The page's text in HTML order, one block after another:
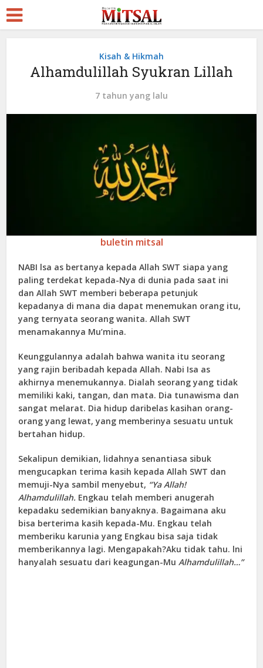
Kisah & Hikmah
Alhamdulillah Syukran Lillah
7 tahun yang lalu
buletin mitsal
NABI lsa as bertanya kepada Allah SWT siapa yang
paling terdekat kepada-Nya di dunia pada saat ini
dan Allah SWT memberi beberapa petunjuk
kepadanya di mana dia dapat menemukan orang itu,
yang ternyata seorang wanita. Allah SWT
menamakannya Mu’mina.
Keunggulannya adalah bahwa wanita itu seorang
yang rajin beribadah kepada Allah. Nabi Isa as
akhirnya menemukannya. Dialah seorang yang tidak
memiliki kaki, tangan, dan mata. Dia tunawisma dan
sangat melarat. Dia hidup daribelas kasihan orang-
orang yang lewat, yang memberinya sesuatu untuk
bertahan hidup.
Sekalipun demikian, lidahnya senantiasa sibuk
mengucapkan terima kasih kepada Allah SWT dan
memuji-Nya sambil menyebut, “Ya Allah!
Alhamdulillah. Engkau telah memberi anugerah
kepadaku sedemikian banyaknya. Bagaimana aku
bisa berterima kasih kepada-Mu. Engkau telah
memberiku karunia yang Engkau bisa saja tidak
memberikannya lagi. Mengapakah?Aku tidak tahu. lni
hanyalah sesuatu dari keagungan-MuAlhamdulillah…”